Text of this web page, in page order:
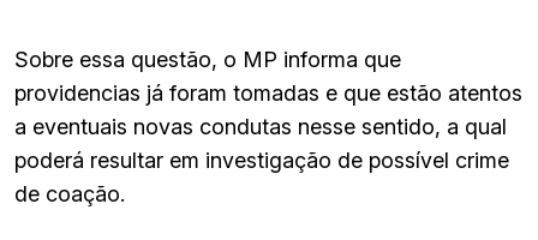
Sobre essa questão, o MP informa que
providencias já foram tomadas e que estão atentos
a eventuais novas condutas nesse sentido, a qual
poderá resultar em investigação de possível crime
de coação.